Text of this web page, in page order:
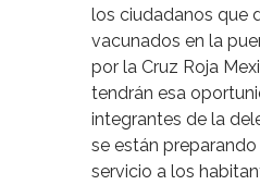
los ciudadanos que
vacunados en la
por la Cruz Roja
tendrán esa
integrantes de la
se están
servicio a los